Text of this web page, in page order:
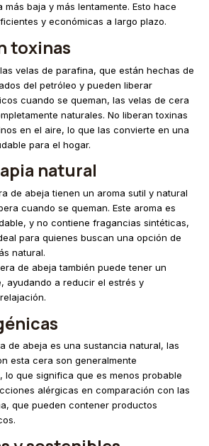
más baja y más lentamente. Esto hace
y económicas a largo plazo.
toxinas
velas de parafina, que están hechas de
del petróleo y pueden liberar
cuando se queman, las velas de cera
naturales. No liberan toxinas
en el aire, lo que las convierte en una
para el hogar.
natural
de abeja tienen un aroma sutil y natural
cuando se queman. Este aroma es
y no contiene fragancias sintéticas,
para quienes buscan una opción de
natural.
de abeja también puede tener un
ayudando a reducir el estrés y
de abeja es una sustancia natural, las
esta cera son generalmente
lo que significa que es menos probable
alérgicas en comparación con las
que pueden contener productos